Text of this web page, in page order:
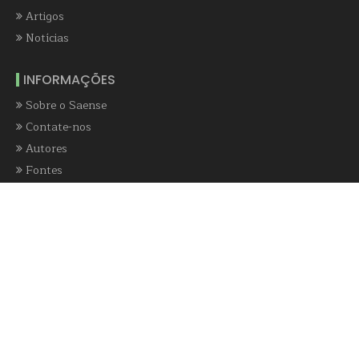
Artigos
Notícias
INFORMAÇÕES
Sobre o Saense
Contate-nos
Autores
Fontes